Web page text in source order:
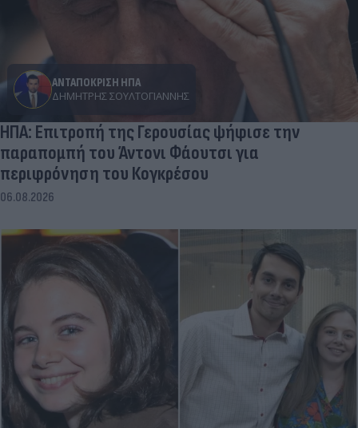
ΑΝΤΑΠΟΚΡΙΣΗ ΗΠΑ
ΔΗΜΉΤΡΗΣ ΣΟΥΛΤΟΓΙΆΝΝΗΣ
ΗΠΑ: Επιτροπή της Γερουσίας ψήφισε την
παραπομπή του Άντονι Φάουτσι για
περιφρόνηση του Κογκρέσου
06.08.2026